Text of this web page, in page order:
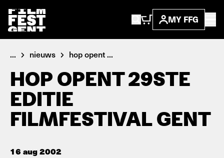
MY FFG
... nieuws hop opent ...
HOP OPENT 29STE
EDITIE
FILMFESTIVAL GENT
16 aug 2002